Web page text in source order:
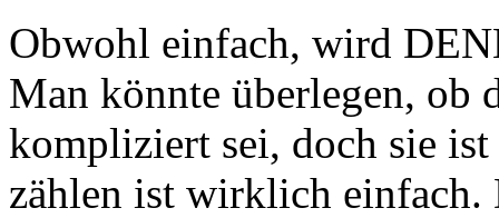
Obwohl einfach, wird
Man könnte überlegen, ob
kompliziert sei, doch sie
zählen ist wirklich einfach.